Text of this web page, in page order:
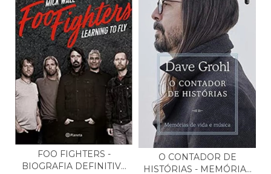
FOO FIGHTERS -
BIOGRAFIA DEFINITIVA
O CONTADOR DE
HISTÓRIAS - MEMÓRIAS